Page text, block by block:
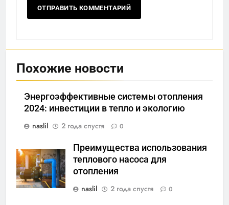
Похожие новости
Энергоэффективные системы отопления
2024: инвестиции в тепло и экологию
naslil
2 года спустя 0
Преимущества использования
теплового насоса для
отопления
naslil
2 года спустя 0